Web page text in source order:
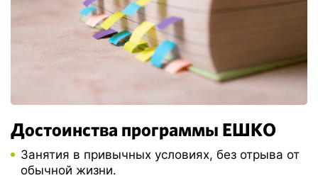
Достоинства программы ЕШКО
Занятия в привычных условиях, без отрыва от
обычной жизни.